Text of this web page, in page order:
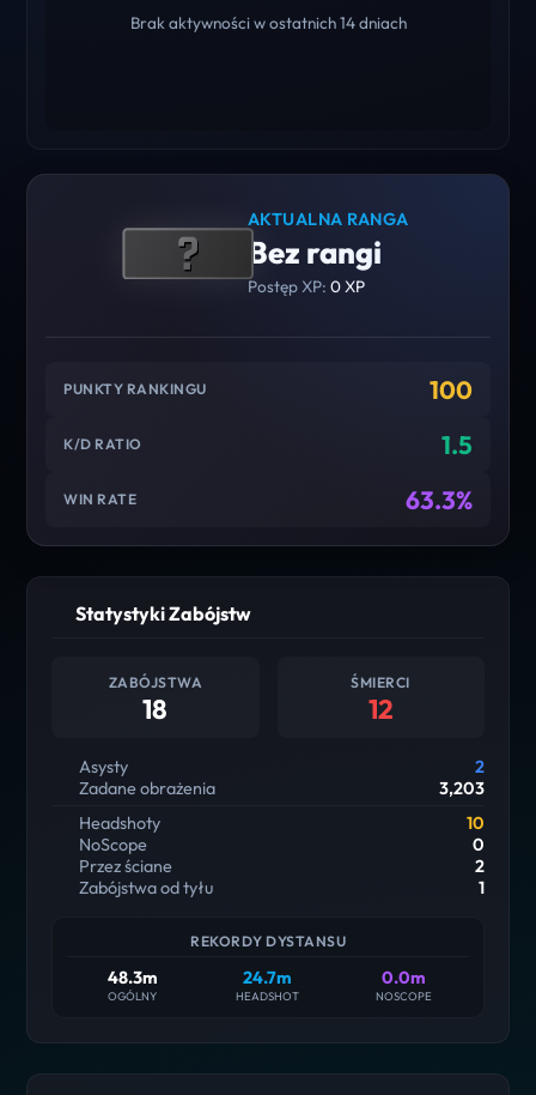
Brak aktywności w ostatnich 14 dniach
AKTUALNA RANGA
Bez rangi
Postęp XP: 0 XP
PUNKTY RANKINGU 100
K/D RATIO 1.5
WIN RATE 63.3%
Statystyki Zabójstw
ZABÓJSTWA
18
ŚMIERCI
12
Asysty
2
Zadane obrażenia
3,203
Headshoty
10
NoScope
0
Przez ściane
2
Zabójstwa od tyłu
1
REKORDY DYSTANSU
48.3m
OGÓLNY
24.7m
HEADSHOT
0.0m
NOSCOPE